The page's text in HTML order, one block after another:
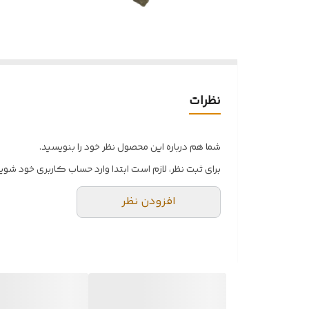
نظرات
شما هم درباره این محصول نظر خود را بنویسید.
برای ثبت نظر، لازم است ابتدا وارد حساب کاربری خود
افزودن نظر